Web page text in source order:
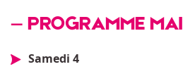
— PROGRAMME MAI
Samedi 4